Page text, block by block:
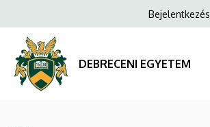
felsőoktatási
ösztöndíjas
hallgatók
a
tartalomra
Anonim
menüje
Bejelentkezés
DEBRECENI EGYETEM